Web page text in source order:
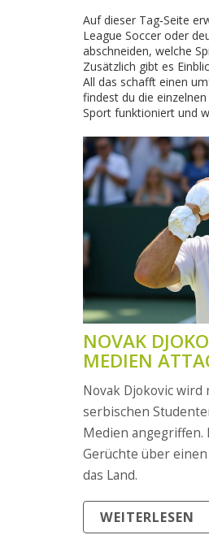
Auf dieser Tag‑Seite
League Soccer oder
abschneiden, welche
Zusätzlich gibt es
All das schafft einen
findest du die
Sport funktioniert und
NOVAK
MEDIEN
Novak Djokovic
serbischen
Medien angegriffen.
Gerüchte über
das Land.
WEITERLESEN